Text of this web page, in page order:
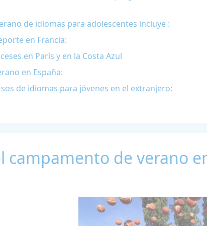
de idiomas para adolescentes incluye :
en Francia:
en París y en la Costa Azul
en España:
de idiomas para jóvenes en el extranjero:
campamento de verano